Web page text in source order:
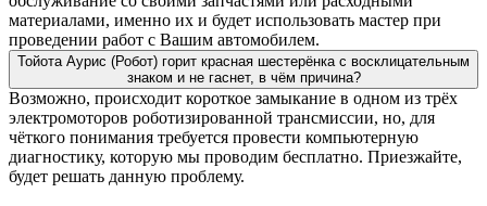
материалами, именно их и будет использовать мастер при
проведении работ с Вашим автомобилем.
Тойота Аурис (Робот) горит красная шестерёнка с восклицательным
знаком и не гаснет, в чём причина?
Возможно, происходит короткое замыкание в одном из трёх
электромоторов роботизированной трансмиссии, но, для
чёткого понимания требуется провести компьютерную
диагностику, которую мы проводим бесплатно. Приезжайте,
будет решать данную проблему.